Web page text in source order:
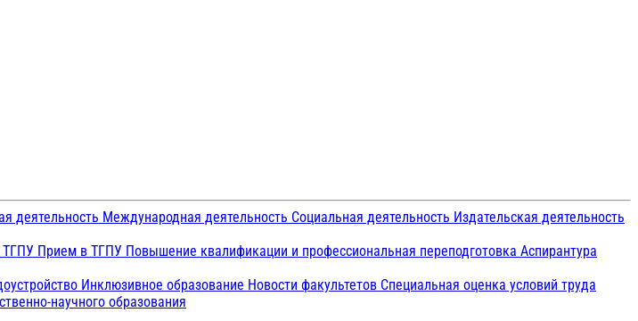
деятельность Международная деятельность Социальная деятельность Издательская деятельность
ТГПУ Прием в ТГПУ Повышение квалификации и профессиональная переподготовка Аспирантура
Инклюзивное образование Новости факультетов Специальная оценка условий труда
научного образования